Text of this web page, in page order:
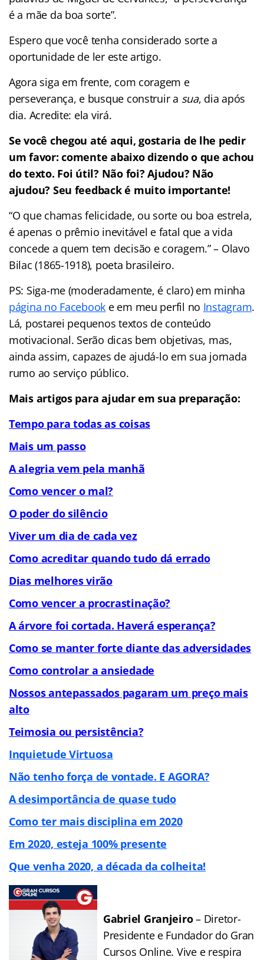
é a mãe da boa sorte”.
Espero que você tenha considerado sorte a
oportunidade de ler este artigo.
Agora siga em frente, com coragem e
perseverança, e busque construir a sua, dia após
dia. Acredite: ela virá.
Se você chegou até aqui, gostaria de lhe pedir
um favor: comente abaixo dizendo o que achou
do texto. Foi útil? Não foi? Ajudou? Não
ajudou? Seu feedback é muito importante!
“O que chamas felicidade, ou sorte ou boa estrela,
é apenas o prêmio inevitável e fatal que a vida
concede a quem tem decisão e coragem.” – Olavo
Bilac (1865-1918), poeta brasileiro.
PS: Siga-me (moderadamente, é claro) em minha
página no Facebook e em meu perfil no Instagram.
Lá, postarei pequenos textos de conteúdo
motivacional. Serão dicas bem objetivas, mas,
ainda assim, capazes de ajudá-lo em sua jornada
rumo ao serviço público.
Mais artigos para ajudar em sua preparação:
Tempo para todas as coisas
Mais um passo
A alegria vem pela manhã
Como vencer o mal?
O poder do silêncio
Viver um dia de cada vez
Como acreditar quando tudo dá errado
Dias melhores virão
Como vencer a procrastinação?
A árvore foi cortada. Haverá esperança?
Como se manter forte diante das adversidades
Como controlar a ansiedade
Nossos antepassados pagaram um preço mais
alto
Teimosia ou persistência?
Inquietude Virtuosa
Não tenho força de vontade. E AGORA?
A desimportância de quase tudo
Como ter mais disciplina em 2020
Em 2020, esteja 100% presente
Que venha 2020, a década da colheita!
Gabriel Granjeiro– Diretor-
Presidente e Fundador do Gran
Cursos Online. Vive e respira